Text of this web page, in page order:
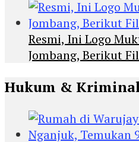
Resmi, Ini Logo
Jombang, Berikut
Hukum &